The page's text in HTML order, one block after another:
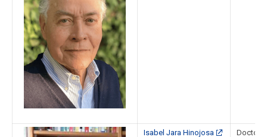
Isabel Jara Hinojosa Doctora